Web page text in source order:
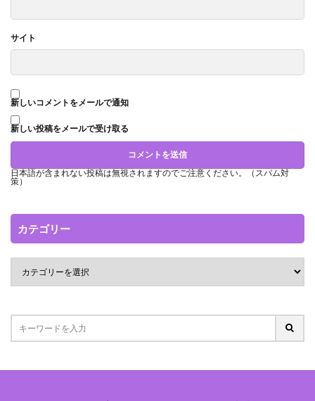
サイト
新しいコメントをメールで通知
新しい投稿をメールで受け取る
日本語が含まれない投稿は無視されますのでご注意ください。（スパム対
策）
カテゴリー